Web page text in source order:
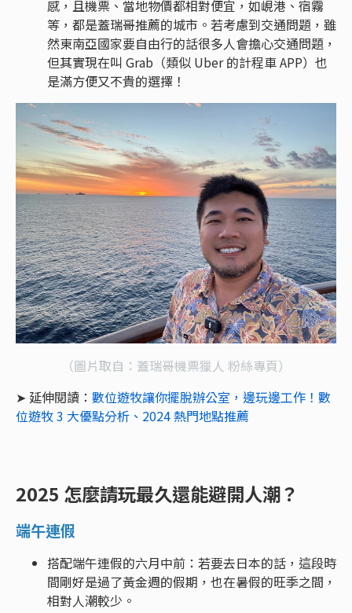
感，且機票、當地物價都相對便宜，如峴港、宿霧
等，都是蓋瑞哥推薦的城市。若考慮到交通問題，雖
然東南亞國家要自由行的話很多人會擔心交通問題，
但其實現在叫 Grab（類似 Uber 的計程車 APP）也
是滿方便又不貴的選擇！
（圖片取自：蓋瑞哥機票獵人 粉絲專頁）
➤ 延伸閱讀： 數位遊牧讓你擺脫辦公室，邊玩邊工作！數
位遊牧 3 大優點分析、2024 熱門地點推薦
2025 怎麼請玩最久還能避開人潮？
端午連假
搭配端午連假的六月中前：若要去日本的話，這段時
間剛好是過了黃金週的假期，也在暑假的旺季之間，
相對人潮較少。